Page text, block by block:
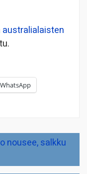
australialaisten
WhatsApp
nousee, salkku